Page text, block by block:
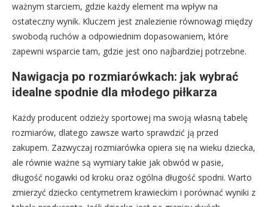
ważnym starciem, gdzie każdy element ma wpływ na
ostateczny wynik. Kluczem jest znalezienie równowagi między
swobodą ruchów a odpowiednim dopasowaniem, które
zapewni wsparcie tam, gdzie jest ono najbardziej potrzebne.
Nawigacja po rozmiarówkach: jak wybrać
idealne spodnie dla młodego piłkarza
Każdy producent odzieży sportowej ma swoją własną tabelę
rozmiarów, dlatego zawsze warto sprawdzić ją przed
zakupem. Zazwyczaj rozmiarówka opiera się na wieku dziecka,
ale równie ważne są wymiary takie jak obwód w pasie,
długość nogawki od kroku oraz ogólna długość spodni. Warto
zmierzyć dziecko centymetrem krawieckim i porównać wyniki z